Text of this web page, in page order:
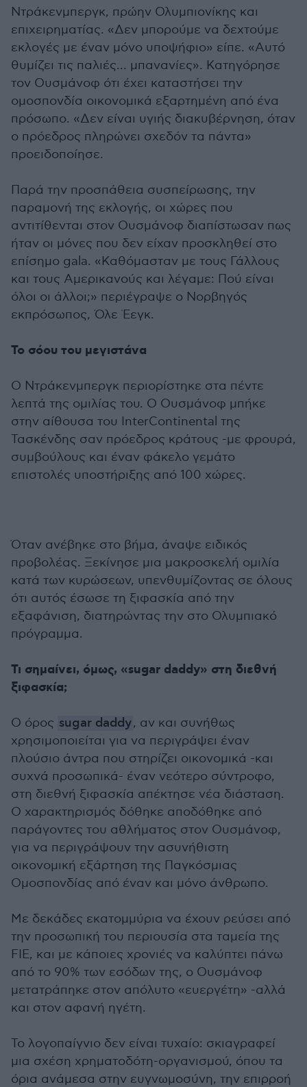
Ντράκενμπεργκ, πρώην Ολυμπιονίκης και
επιχειρηματίας. «Δεν μπορούμε να δεχτούμε
εκλογές με έναν μόνο υποψήφιο» είπε. «Αυτό
θυμίζει τις παλιές... μπανανίες». Κατηγόρησε
τον Ουσμάνοφ ότι έχει καταστήσει την
ομοσπονδία οικονομικά εξαρτημένη από ένα
πρόσωπο. «Δεν είναι υγιής διακυβέρνηση, όταν
ο πρόεδρος πληρώνει σχεδόν τα πάντα»
προειδοποίησε.
Παρά την προσπάθεια συσπείρωσης, την
παραμονή της εκλογής, οι χώρες που
αντιτίθενται στον Ουσμάνοφ διαπίστωσαν πως
ήταν οι μόνες που δεν είχαν προσκληθεί στο
επίσημο gala. «Καθόμασταν με τους Γάλλους
και τους Αμερικανούς και λέγαμε: Πού είναι
όλοι οι άλλοι;» περιέγραψε ο Νορβηγός
εκπρόσωπος, Όλε Έεγκ.
Το σόου του μεγιστάνα
Ο Ντράκενμπεργκ περιορίστηκε στα πέντε
λεπτά της ομιλίας του. Ο Ουσμάνοφ μπήκε
στην αίθουσα του InterContinental της
Τασκένδης σαν πρόεδρος κράτους -με φρουρά,
συμβούλους και έναν φάκελο γεμάτο
επιστολές υποστήριξης από 100 χώρες.
Όταν ανέβηκε στο βήμα, άναψε ειδικός
προβολέας. Ξεκίνησε μια μακροσκελή ομιλία
κατά των κυρώσεων, υπενθυμίζοντας σε όλους
ότι αυτός έσωσε τη ξιφασκία από την
εξαφάνιση, διατηρώντας την στο Ολυμπιακό
πρόγραμμα.
Τι σημαίνει, όμως, «sugar daddy» στη διεθνή
ξιφασκία;
Ο όρος sugar daddy, αν και συνήθως
χρησιμοποιείται για να περιγράψει έναν
πλούσιο άντρα που στηρίζει οικονομικά -και
συχνά προσωπικά- έναν νεότερο σύντροφο,
στη διεθνή ξιφασκία απέκτησε νέα διάσταση.
Ο χαρακτηρισμός δόθηκε αποδόθηκε από
παράγοντες του αθλήματος στον Ουσμάνοφ,
για να περιγράψουν την ασυνήθιστη
οικονομική εξάρτηση της Παγκόσμιας
Ομοσπονδίας από έναν και μόνο άνθρωπο.
Με δεκάδες εκατομμύρια να έχουν ρεύσει από
την προσωπική του περιουσία στα ταμεία της
FIE, και με κάποιες χρονιές να καλύπτει πάνω
από το 90% των εσόδων της, ο Ουσμάνοφ
μετατράπηκε στον απόλυτο «ευεργέτη» -αλλά
και στον αφανή ηγέτη.
Το λογοπαίγνιο δεν είναι τυχαίο: σκιαγραφεί
μια σχέση χρηματοδότη-οργανισμού, όπου τα
όρια ανάμεσα στην ευγνωμοσύνη, την επιρροή